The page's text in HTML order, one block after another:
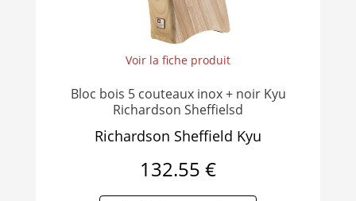
Voir la fiche produit
Bloc bois 5 couteaux inox + noir Kyu
Richardson Sheffielsd
Richardson Sheffield Kyu
132.55 €